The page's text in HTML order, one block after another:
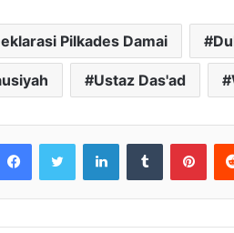
Pilkades Damai
Ustaz Das'ad